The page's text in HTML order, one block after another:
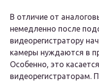
В отличие от
немедленно после
видеорегистратору
камеры нуждаются в
Особенно, это
видеорегистраторам.